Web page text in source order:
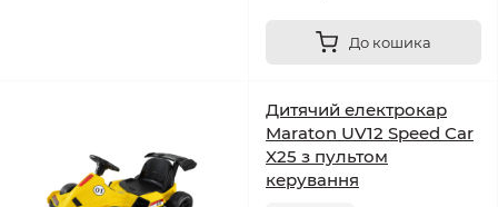
До кошика
Дитячий електрокар
Maraton UV12 Speed Car
X25 з пультом
керування